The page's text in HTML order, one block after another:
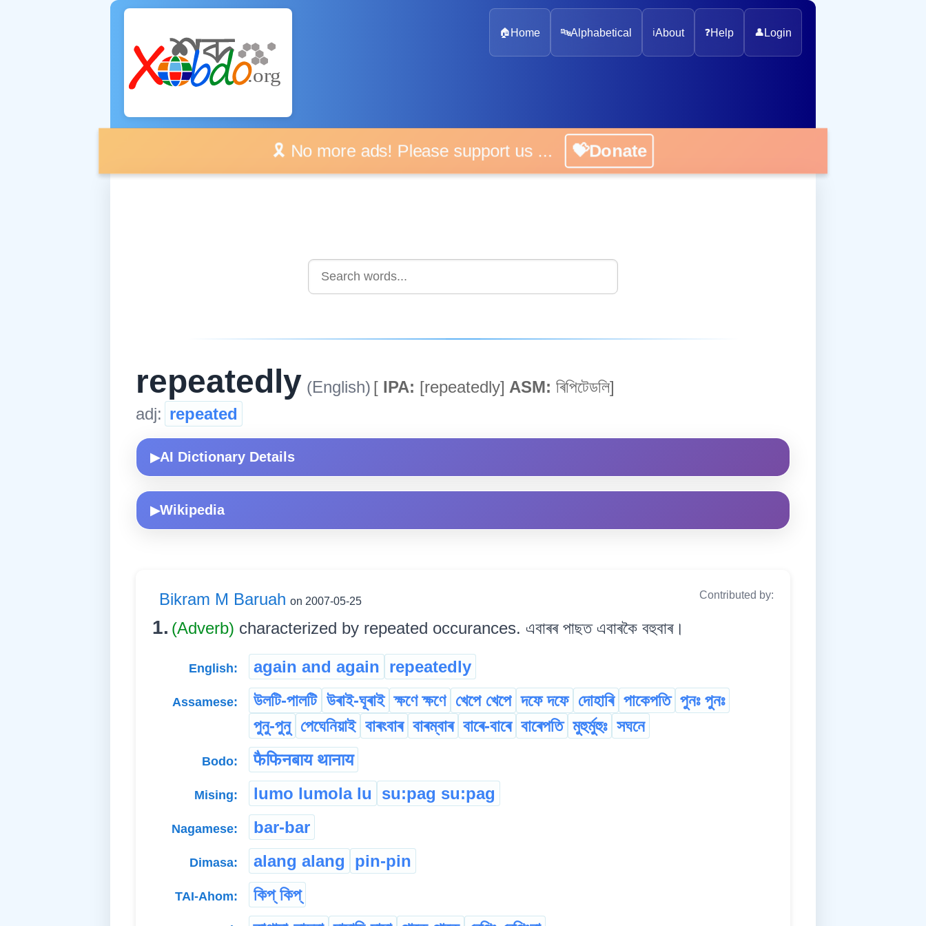
🏠 Home 🔤Alphabetical ℹ️About ❓Help 👤 Login
🎗️ No more ads! Please support us ... 💝Donate
repeatedly (English) [ IPA: [repeatedly] ASM: ৰিপিটেডলি]
adj: repeated
▶AI Dictionary Details
▶Wikipedia
Contributed by:
Bikram M Baruah on 2007-05-25
1. (Adverb) characterized by repeated occurances. এবাৰৰ পাছত এবাৰকৈ বহুবাৰ।
English: again and again repeatedly
Assamese: উলটি-পালটি উৰাই-ঘূৰাই ক্ষণে ক্ষণে খেপে খেপে দফে দফে দোহাৰি পাকেপতি পুনঃ পুনঃ
পুনু-পুনু পেঘেনিয়াই বাৰংবাৰ বাৰম্বাৰ বাৰে-বাৰে বাৰেপতি মুহুৰ্মুহুঃ সঘনে
Bodo: फैफिनबाय थानाय
Mising: lumo lumola lu su:pag su:pag
Nagamese: bar-bar
Dimasa: alang alang pin-pin
TAI-Ahom: কিপ্ কিপ্